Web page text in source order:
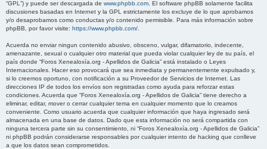
“GPL”) y puede ser descargada de www.phpbb.com . El software phpBB solamente facilita
discusiones basadas en Internet y la GPL estrictamente los excluye de lo que aprobamos
y/o desaprobamos como conductas y/o contenido permisible. Para más información sobre
phpBB, por favor visite: https://www.phpbb.com/
Acuerda no enviar ningun contenido abusivo, obsceno, vulgar, difamatorio, indecente,
amenazante, sexual o cualquier otro material que pueda violar cualquier ley de su país, el
país donde “Foros Xenealoxía.org - Apellidos de Galicia” está instalado o Leyes
Internacionales. Hacer eso provocará que sea inmediata y permanentemente expulsado y,
si lo creemos oportuno, con notificación a su Proveedor de Servicios de Internet. Las
direcciones IP de todos los envíos son registradas como ayuda para reforzar estas
condiciones. Acuerda que “Foros Xenealoxía.org - Apellidos de Galicia” tiene derecho a
eliminar, editar, mover o cerrar cualquier tema en cualquier momento que lo creamos
conveniente. Como usuario acuerda que cualquier información que haya ingresado será
almacenada en una base de datos. Dado que esta información no será compartida con
ninguna tercera parte sin su consentimiento, ni “Foros Xenealoxía.org - Apellidos de Galicia”
ni phpBB podrán considerarse responsables por cualquier intento de hacking que conlleve
a que los datos sean comprometidos.